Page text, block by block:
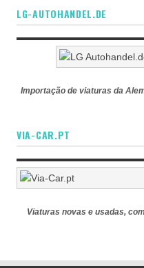
LG-AUTOHANDEL.DE
Importação de viaturas da
VIA-CAR.PT
Viaturas novas e usadas,